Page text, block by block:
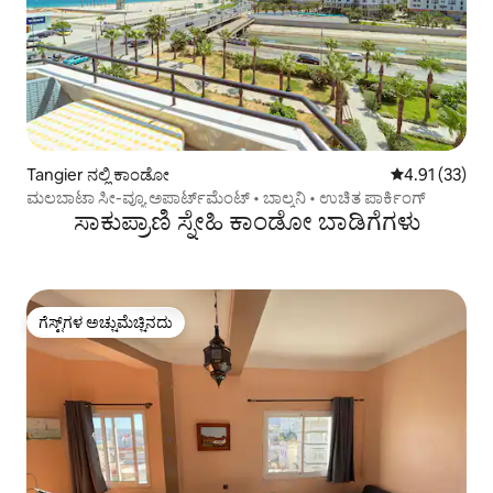
Tangier ನಲ್ಲಿ ಕಾಂಡೋ 5 ರಲ್ಲಿ 4.91
4.91 (33)
ಮಲಬಾಟಾ ಸೀ-ವ್ಯೂ ಅಪಾರ್ಟ್‌ಮೆಂಟ್ • ಬಾಲ್ಕನಿ • ಉಚಿತ ಪಾರ್ಕಿಂಗ್
ಸಾಕುಪ್ರಾಣಿ ಸ್ನೇಹಿ ಕಾಂಡೋ ಬಾಡಿಗೆಗಳು
ಗೆಸ್ಟ್‌ಗಳ ಅಚ್ಚುಮೆಚ್ಚಿನದು
ಗೆಸ್ಟ್‌ಗಳ ಅಚ್ಚುಮೆಚ್ಚಿನದು